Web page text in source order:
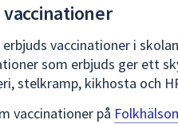
vaccinationer
erbjuds vaccinationer i
som erbjuds ger ett
stelkramp, kikhosta och
vaccinationer på